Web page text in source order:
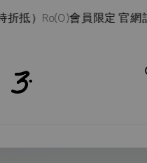
Ro(0)會員限定 官網訂單消